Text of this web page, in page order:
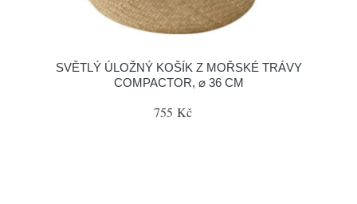
SVĚTLÝ ÚLOŽNÝ KOŠÍK Z MOŘSKÉ TRÁVY
COMPACTOR, ⌀ 36 CM
755 Kč